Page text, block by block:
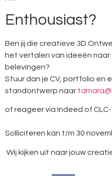
Enthousiast?
Ben jij die creatieve 3D
het vertalen van ideeën
belevingen?
Stuur dan je CV, portfolio en
standontwerp naar
of reageer via Indeed of CLC-
Solliciteren kan t/m 30
Wij kijken uit naar jouw